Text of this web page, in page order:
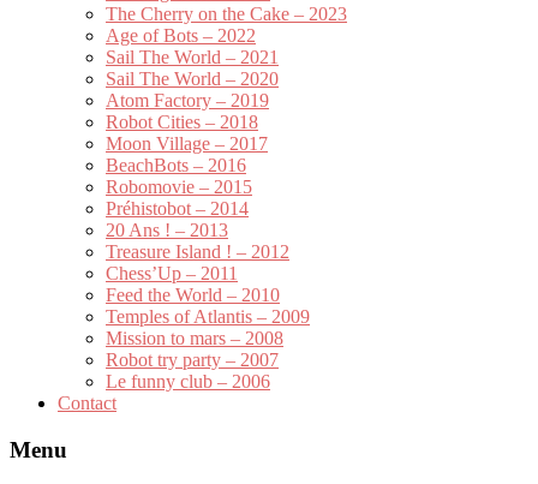
The Cherry on the Cake – 2023
Age of Bots – 2022
Sail The World – 2021
Sail The World – 2020
Atom Factory – 2019
Robot Cities – 2018
Moon Village – 2017
BeachBots – 2016
Robomovie – 2015
Préhistobot – 2014
20 Ans ! – 2013
Treasure Island ! – 2012
Chess’Up – 2011
Feed the World – 2010
Temples of Atlantis – 2009
Mission to mars – 2008
Robot try party – 2007
Le funny club – 2006
Contact
Menu